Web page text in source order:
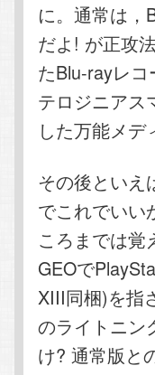
に。通常は，
だよ! が正攻
たBlu-rayレ
テロジニアス
した万能メ
その後といえ
でこれでいい
ころまでは覚
GEOで
XIII同梱)を指
のライトニン
け? 通常版と